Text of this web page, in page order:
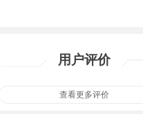
用户评价
查看更多评价